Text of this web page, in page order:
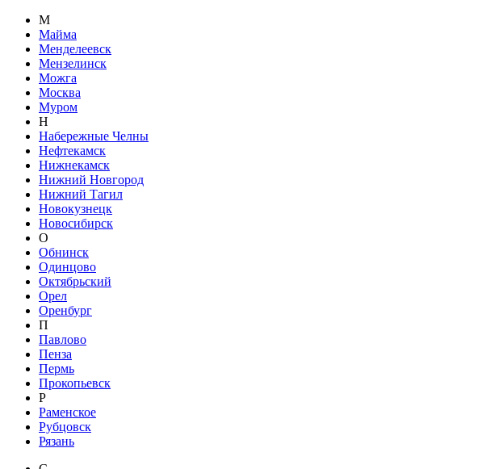
М
Майма
Менделеевск
Мензелинск
Можга
Москва
Муром
Н
Набережные Челны
Нефтекамск
Нижнекамск
Нижний Новгород
Нижний Тагил
Новокузнецк
Новосибирск
О
Обнинск
Одинцово
Октябрьский
Орел
Оренбург
П
Павлово
Пенза
Пермь
Прокопьевск
Р
Раменское
Рубцовск
Рязань